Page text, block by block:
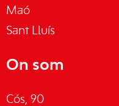
Maó
Sant Lluís
On som
Cós, 90